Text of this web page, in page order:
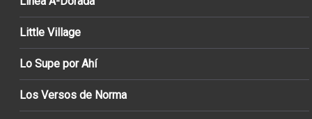
Little Village
Lo Supe por Ahí
Los Versos de Norma